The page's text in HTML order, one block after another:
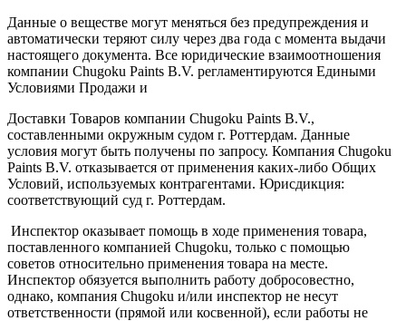
Данные о веществе могут меняться без предупреждения и
автоматически теряют силу через два года с момента выдачи
настоящего документа. Все юридические взаимоотношения
компании Chugoku Paints B.V. регламентируются Едиными
Условиями Продажи и
Доставки Товаров компании Chugoku Paints B.V.,
составленными окружным судом г. Роттердам. Данные
условия могут быть получены по запросу. Компания Chugoku
Paints B.V. отказывается от применения каких-либо Общих
Условий, используемых контрагентами. Юрисдикция:
соответствующий суд г. Роттердам.
Инспектор оказывает помощь в ходе применения товара,
поставленного компанией Chugoku, только с помощью
советов относительно применения товара на месте.
Инспектор обязуется выполнить работу добросовестно,
однако, компания Chugoku и/или инспектор не несут
ответственности (прямой или косвенной), если работы не